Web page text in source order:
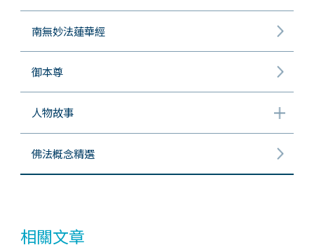
南無妙法蓮華經
御本尊
人物故事
佛法概念精選
相關文章